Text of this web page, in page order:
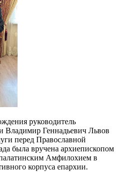
руководитель
Владимир Геннадьевич Львов
перед Православной
была вручена архиепископом
Амфилохием в
корпуса епархии.